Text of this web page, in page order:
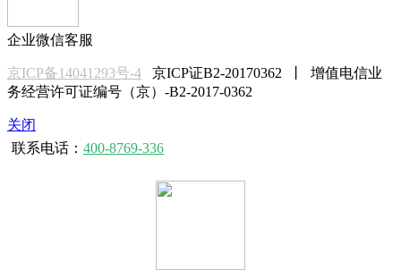
企业微信客服
京ICP备14041293号-4 京ICP证B2-20170362 丨 增值电信业
务经营许可证编号（京）-B2-2017-0362
关闭
联系电话： 400-8769-336